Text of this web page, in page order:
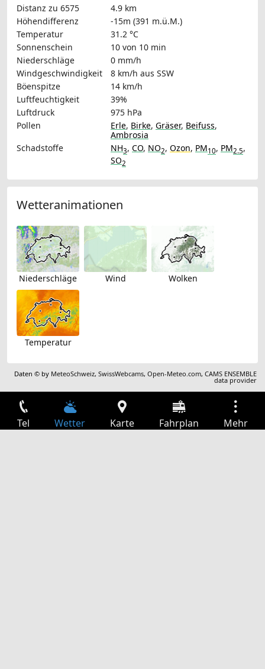
Distanz zu 6575
4.9 km
Höhendifferenz
-15m (391 m.ü.M.)
Temperatur
31.2 °C
Sonnenschein
10 von 10 min
Niederschläge
0 mm/h
Windgeschwindigkeit
8 km/h aus SSW
Böenspitze
14 km/h
Luftfeuchtigkeit
39%
Luftdruck
975 hPa
Pollen
Erle, Birke, Gräser, Beifuss,
Ambrosia
Schadstoffe
NH3, CO, NO2, Ozon, PM10, PM2.5,
SO2
Wetteranimationen
Niederschläge Wind Wolken
Temperatur
Daten © by MeteoSchweiz,SwissWebcams,Open-Meteo.com,CAMS ENSEMBLE
data provider
Tel Wetter Karte Fahrplan Mehr